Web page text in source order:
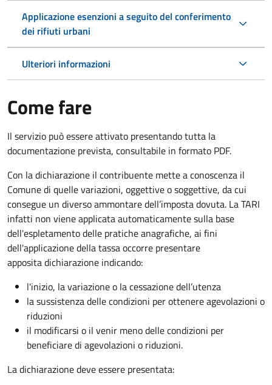
Applicazione esenzioni a seguito del conferimento
dei rifiuti urbani
Ulteriori informazioni
Come fare
Il servizio può essere attivato presentando tutta la
documentazione prevista, consultabile in formato PDF.
Con la dichiarazione il contribuente mette a conoscenza il
Comune di quelle variazioni, oggettive o soggettive, da cui
consegue un diverso ammontare dell’imposta dovuta. La TARI
infatti non viene applicata automaticamente sulla base
dell'espletamento delle pratiche anagrafiche, ai fini
dell'applicazione della tassa occorre presentare
apposita dichiarazione indicando:
l'inizio, la variazione o la cessazione dell’utenza
la sussistenza delle condizioni per ottenere agevolazioni o
riduzioni
il modificarsi o il venir meno delle condizioni per
beneficiare di agevolazioni o riduzioni.
La dichiarazione deve essere presentata: